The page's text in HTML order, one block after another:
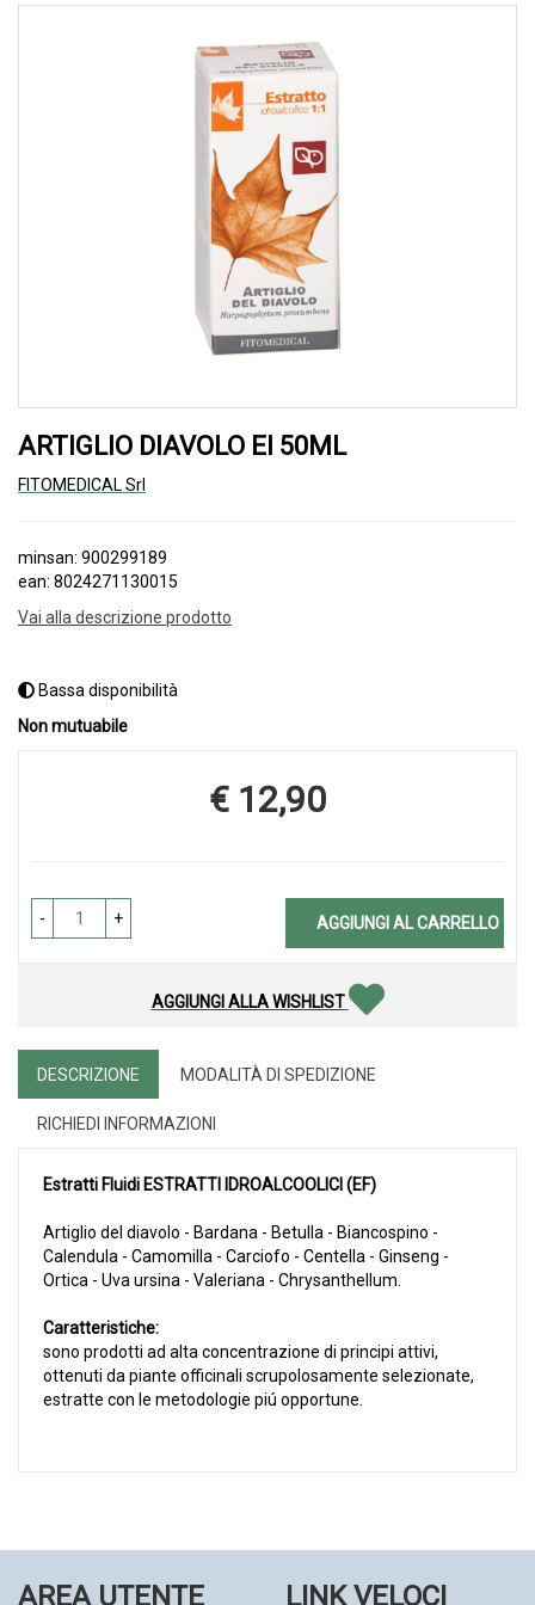
ARTIGLIO DIAVOLO EI 50ML
FITOMEDICAL Srl
minsan: 900299189
ean: 8024271130015
Vai alla descrizione prodotto
Bassa disponibilità
Non mutuabile
Prezzo
€ 12,90
- + AGGIUNGI AL CARRELLO
AGGIUNGI ALLA WISHLIST
DESCRIZIONE MODALITÀ DI SPEDIZIONE
RICHIEDI INFORMAZIONI
Estratti Fluidi ESTRATTI IDROALCOOLICI (EF)
Artiglio del diavolo - Bardana - Betulla - Biancospino -
Calendula - Camomilla - Carciofo - Centella - Ginseng -
Ortica - Uva ursina - Valeriana - Chrysanthellum.
Caratteristiche:
sono prodotti ad alta concentrazione di principi attivi,
ottenuti da piante officinali scrupolosamente selezionate,
estratte con le metodologie piú opportune.
AREA UTENTE LINK VELOCI